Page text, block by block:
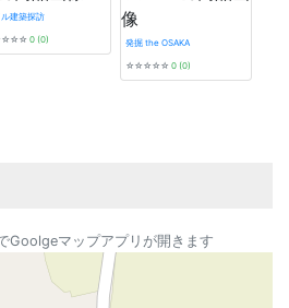
ル建築探訪
0 (0) 発掘 the OSAKA
☆☆☆☆☆ 0 (0)
Goolgeマップアプリが開きます